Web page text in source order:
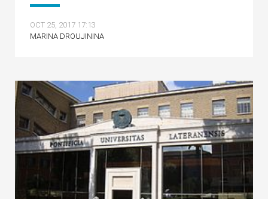
OCT 25, 2017 17:13
MARINA DROUJININA